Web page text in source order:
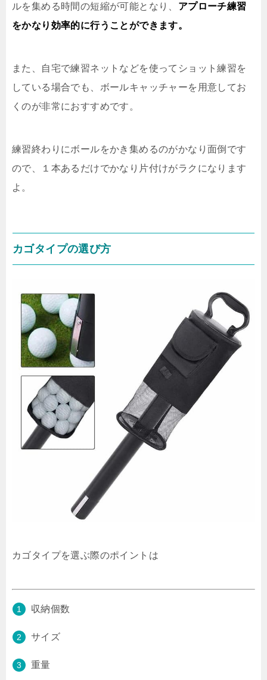
ルを集める時間の短縮が可能となり、 アプローチ練習
をかなり効率的に行うことができます。
また、自宅で練習ネットなどを使ってショット練習を
している場合でも、ボールキャッチャーを用意してお
くのが非常におすすめです。
練習終わりにボールをかき集めるのがかなり面倒です
ので、１本あるだけでかなり片付けがラクになります
よ。
カゴタイプの選び方
カゴタイプを選ぶ際のポイントは
収納個数
サイズ
重量